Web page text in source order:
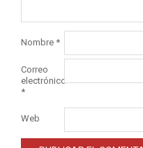
Nombre *
Correo
electrónico
*
Web